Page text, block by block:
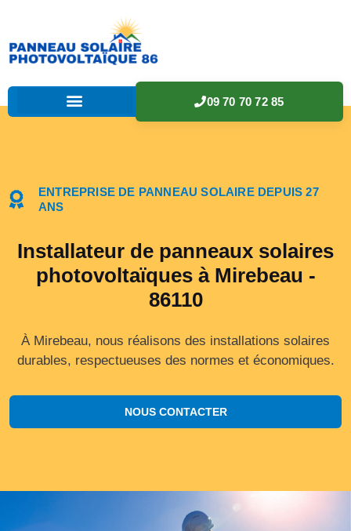
09 70 70 72 85
ENTREPRISE DE PANNEAU SOLAIRE DEPUIS 27
ANS
Installateur de panneaux solaires
photovoltaïques à Mirebeau -
86110
À Mirebeau, nous réalisons des installations solaires
durables, respectueuses des normes et économiques.
NOUS CONTACTER